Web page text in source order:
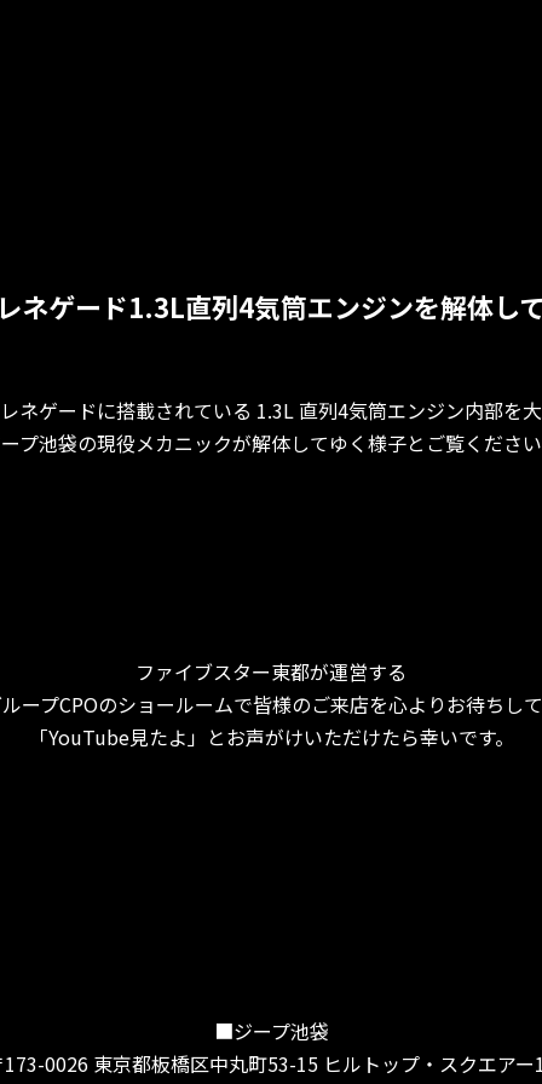
ネゲード1.3L直列4気筒エンジンを解体し
ネゲードに搭載されている 1.3L 直列4気筒エンジン内部を大
プ池袋の現役メカニックが解体してゆく様子とご覧ください
ファイブスター東都が運営する
ープCPOのショールームで皆様のご来店を心よりお待ちして
「YouTube見たよ」とお声がけいただけたら幸いです。
■ジープ池袋
0026 東京都板橋区中丸町53-15 ヒルトップ・スクエアー